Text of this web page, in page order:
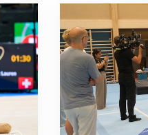
Mit klaren